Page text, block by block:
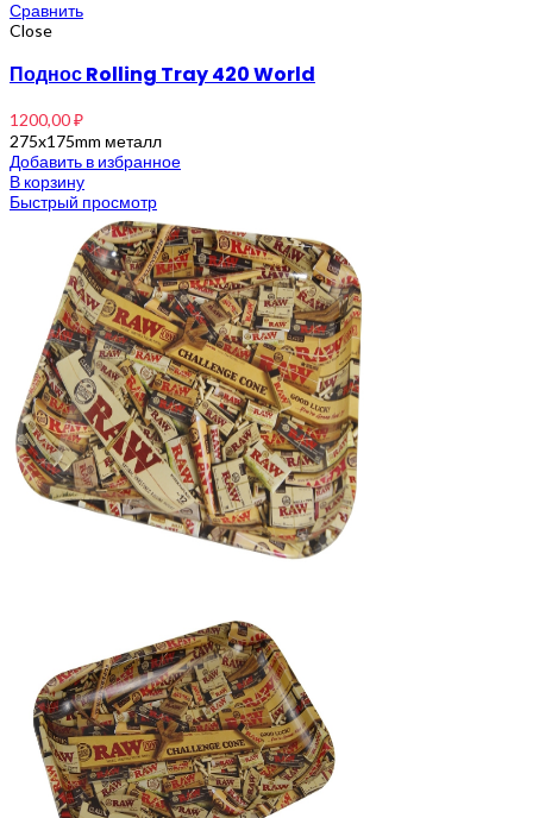
Сравнить
Close
Поднос Rolling Tray 420 World
1200,00₽
275x175mm металл
Добавить в избранное
В корзину
Быстрый просмотр